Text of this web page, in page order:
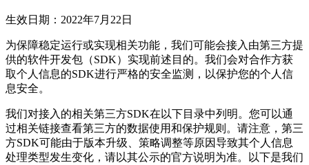
生效日期：2022年7月22日
为保障稳定运行或实现相关功能，我们可能会接入由第三方提
供的软件开发包（SDK）实现前述目的。我们会对合作方获
取个人信息的SDK进行严格的安全监测，以保护您的个人信
息安全。
我们对接入的相关第三方SDK在以下目录中列明。您可以通
过相关链接查看第三方的数据使用和保护规则。请注意，第三
方SDK可能由于版本升级、策略调整等原因导致其个人信息
处理类型发生变化，请以其公示的官方说明为准。以下是我们